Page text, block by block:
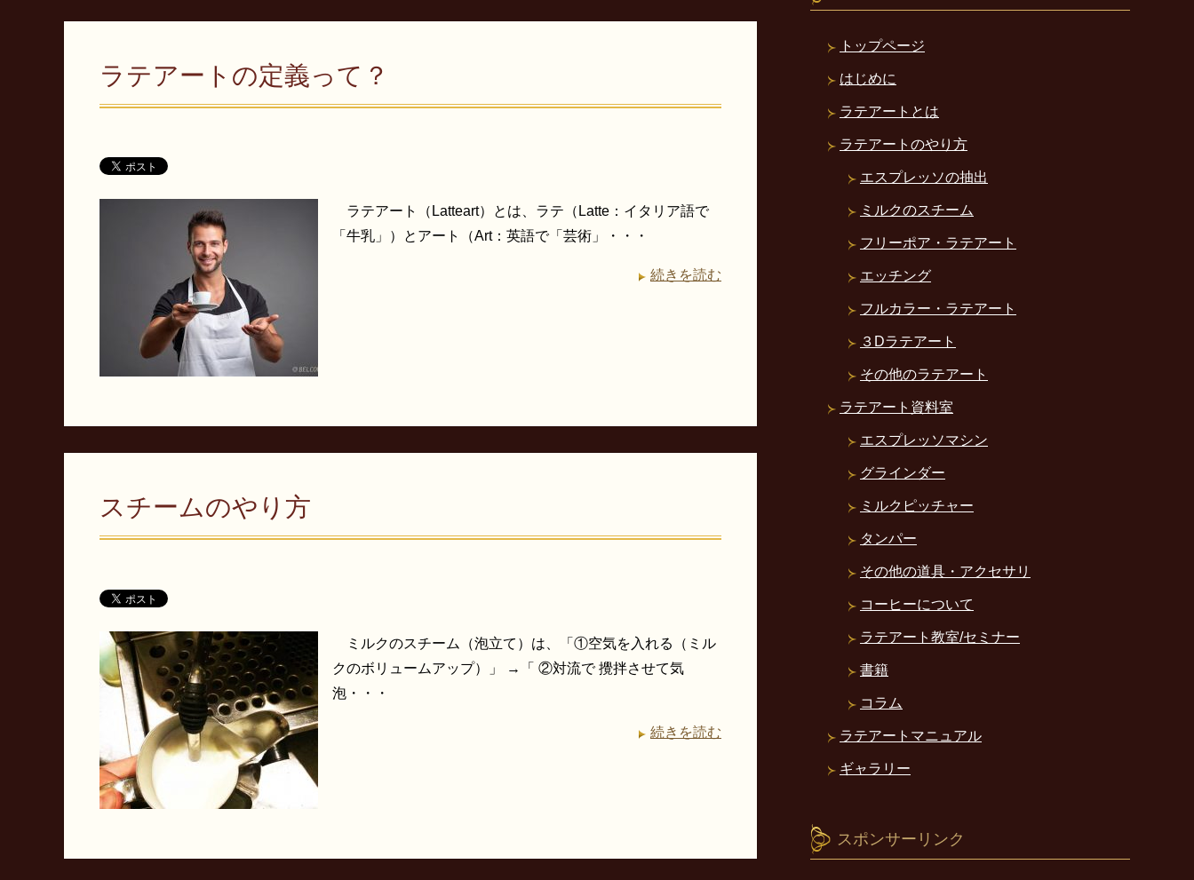
ラテアートの定義って？
ラテアート（Latteart）とは、ラテ（Latte：イタリア語で
「牛乳」）とアート（Art：英語で「芸術」・・・
続きを読む
スチームのやり方
ミルクのスチーム（泡立て）は、「①空気を入れる（ミル
クのボリュームアップ）」 →「 ②対流で 攪拌させて気
泡・・・
続きを読む
トップページ
はじめに
ラテアートとは
ラテアートのやり方
エスプレッソの抽出
ミルクのスチーム
フリーポア・ラテアート
エッチング
フルカラー・ラテアート
３Dラテアート
その他のラテアート
ラテアート資料室
エスプレッソマシン
グラインダー
ミルクピッチャー
タンパー
その他の道具・アクセサリ
コーヒーについて
ラテアート教室/セミナー
書籍
コラム
ラテアートマニュアル
ギャラリー
スポンサーリンク